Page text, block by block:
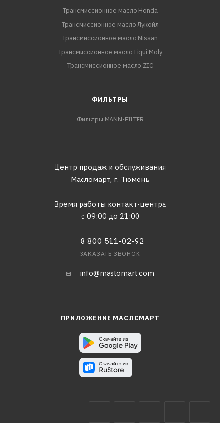
Трансмиссионное масло Honda
Трансмиссионное масло Лукойл
Трансмиссионное масло Nissan
Трансмиссионное масло Liqui Moly
Трансмиссионное масло ZIC
ФИЛЬТРЫ
Фильтры MANN-FILTER
Центр продаж и обслуживания
Масломарт, г. Тюмень
Время работы контакт-центра
с 09:00 до 21:00
8 800 511-02-92
ЗАКАЗАТЬ ЗВОНОК
info@maslomart.com
ПРИЛОЖЕНИЕ МАСЛОМАРТ